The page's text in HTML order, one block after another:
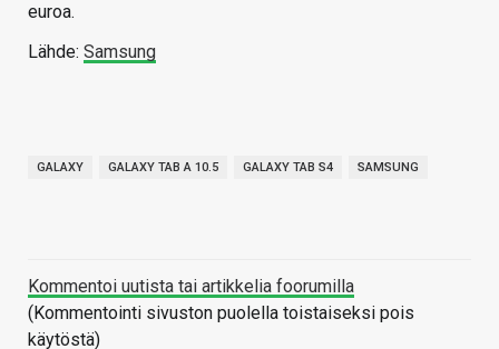
euroa.
Lähde: Samsung
GALAXY GALAXY TAB A 10.5 GALAXY TAB S4 SAMSUNG
Kommentoi uutista tai artikkelia foorumilla
(Kommentointi sivuston puolella toistaiseksi pois
käytöstä)